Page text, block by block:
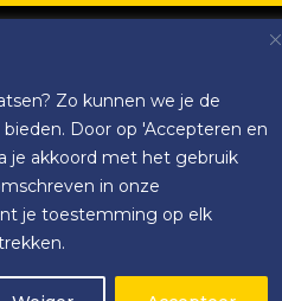
Zo kunnen we je de
Door op 'Accepteren en
je akkoord met het gebruik
in onze
je toestemming op elk